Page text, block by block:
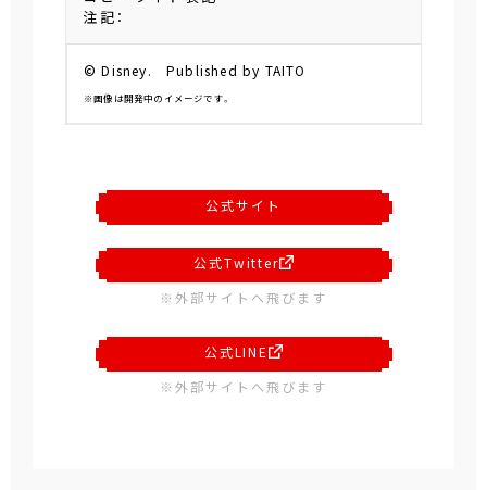
注記：
© Disney. Published by TAITO
※画像は開発中のイメージです。
公式サイト
公式Twitter
※外部サイトへ飛びます
公式LINE
※外部サイトへ飛びます